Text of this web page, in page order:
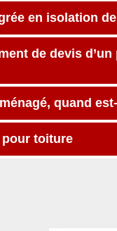
en isolation
de devis
quand
toiture